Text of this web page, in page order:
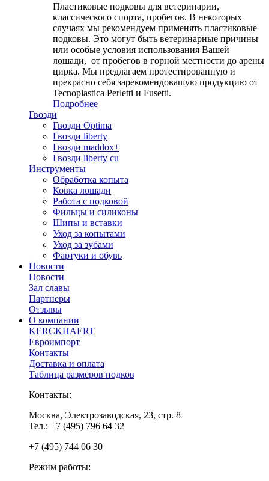
Пластиковые подковы для ветеринарии,
классического спорта, пробегов. В некоторых
случаях мы рекомендуем применять пластиковые
подковы. Это могут быть ветеринарные причины
или особые условия использования Вашей
лошади, от пробегов в горной местности до арены
цирка. Мы предлагаем протестированную и
прекрасно себя зарекомендовашую продукцию от
Tecnoplastica Perletti и Fusetti.
Подробнее
Гвозди
Гвозди Optima
Гвозди liberty
Гвозди maddox+
Гвозди liberty cu
Инструменты
Обработка копыта
Ковка лошади
Работа с подковой
Фильцы и силиконы
Шипы и вставки
Уход за копытами
Уход за зубами
Фартуки и обувь
Новости
Новости
Зал славы
Партнеры
Отзывы
О компании
KERCKHAERT
Евроимпорт
Контакты
Доставка и оплата
Таблица размеров подков
Контакты:
Москва, Электрозаводская, 23, стр. 8
Тел.: +7 (495) 796 64 32
+7 (495) 744 06 30
Режим работы: